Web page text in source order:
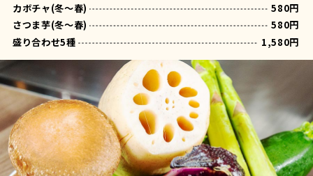
カボチャ(冬～春)
580円
さつま芋(冬～春)
580円
盛り合わせ5種
1,580円